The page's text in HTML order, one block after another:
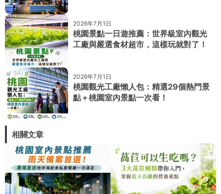
2026年7月1日
桃園景點一日遊推薦：世界級室內觀光
工廠與嚴選食材超市，這樣玩就對了！
2026年7月1日
桃園觀光工廠懶人包：精選29個熱門景
點＋桃園室內景點一次看！
相關文章